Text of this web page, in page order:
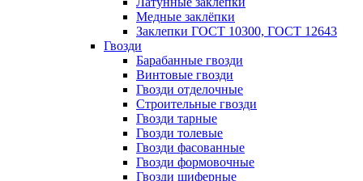
Медные заклёпки
Заклепки ГОСТ 10300, ГОСТ 12643
Гвозди
Барабанные гвозди
Винтовые гвозди
Гвозди отделочные
Строительные гвозди
Гвозди тарные
Гвозди толевые
Гвозди фасованные
Гвозди формовочные
Гвозди шиферные